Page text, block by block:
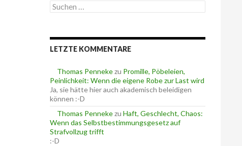
g
o
n
S
u
e
n
c
h
:
LETZTE KOMMENTARE
Thomas Pennekezu Promille, Pöbeleien,
Peinlichkeit: Wenn die eigene Robe zur Last wird
Ja, sie hätte hier auch akademisch beleidigen
können :-D
Thomas Pennekezu Haft, Geschlecht, Chaos:
Wenn das Selbstbestimmungsgesetz auf
Strafvollzug trifft
:-D